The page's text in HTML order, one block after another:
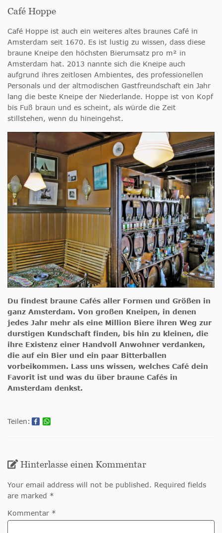
Café Hoppe
Café Hoppe ist auch ein weiteres altes braunes Café in
Amsterdam seit 1670. Es ist lustig zu wissen, dass diese
braune Kneipe den höchsten Bierumsatz pro m² in
Amsterdam hat. 2013 nannte sich die Kneipe auch
aufgrund ihres zeitlosen Ambientes, des professionellen
Personals und der altmodischen Gastfreundschaft ein Jahr
lang die beste Kneipe der Niederlande. Hoppe ist von Kopf
bis Fuß braun und es scheint, als würde die Zeit
stillstehen, wenn du hineingehst.
Du findest braune Cafés aller Formen und Größen in
ganz Amsterdam. Von großen Kneipen, in denen
jedes Jahr mehr als eine Million Biere ihren Weg zur
durstigen Kundschaft finden, bis hin zu kleinen, die
ihre Existenz einer Handvoll Anwohner verdanken,
die auf ein Bier und ein paar Bitterballen
vorbeikommen. Lass uns wissen, welches Café dein
Favorit ist und was du über braune Cafés in
Amsterdam denkst.
Teilen:
Hinterlasse einen Kommentar
Your email address will not be published. Required fields
are marked *
Kommentar *